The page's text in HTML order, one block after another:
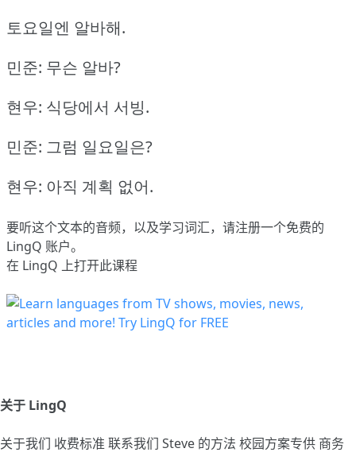
토요일엔 알바해.
민준: 무슨 알바?
현우: 식당에서 서빙.
민준: 그럼 일요일은?
현우: 아직 계획 없어.
要听这个文本的音频，以及学习词汇，请注册一个免费的
LingQ 账户。
在 LingQ 上打开此课程
关于 LingQ
关于我们 收费标准 联系我们 Steve 的方法 校园方案专供 商务